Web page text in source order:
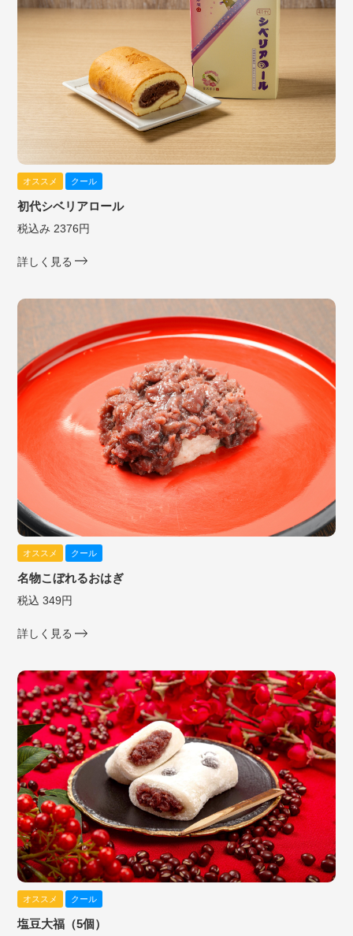
オススメ クール
初代シベリアロール
税込み 2376円
詳しく見る
オススメ クール
名物こぼれるおはぎ
税込 349円
詳しく見る
オススメ クール
塩豆大福（5個）